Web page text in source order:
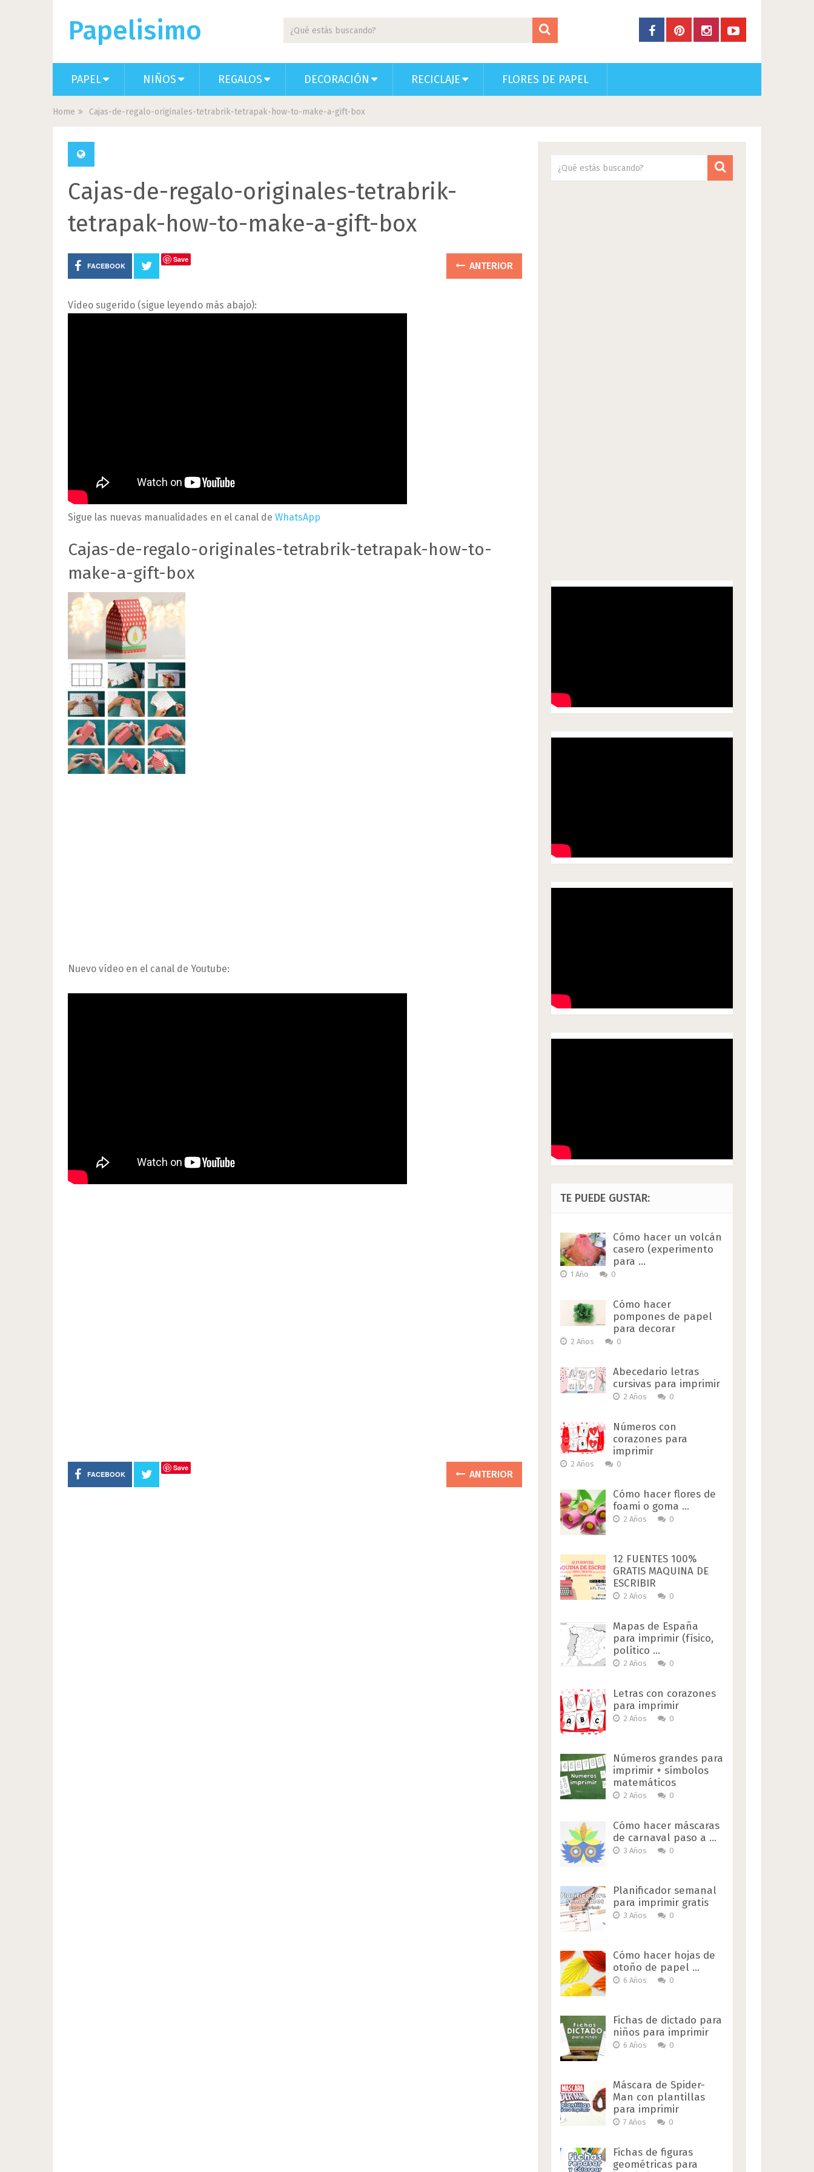
Papelisimo
PAPEL NIÑOS REGALOS DECORACIÓN RECICLAJE FLORES DE PAPEL
Home Cajas-de-regalo-originales-tetrabrik-tetrapak-how-to-make-a-gift-box
Cajas-de-regalo-originales-tetrabrik-
tetrapak-how-to-make-a-gift-box
FACEBOOK
Save
ANTERIOR
Vídeo sugerido (sigue leyendo más abajo):
Sigue las nuevas manualidades en el canal de WhatsApp
Cajas-de-regalo-originales-tetrabrik-tetrapak-how-to-
make-a-gift-box
Nuevo vídeo en el canal de Youtube:
FACEBOOK
Save
ANTERIOR
TE PUEDE GUSTAR:
Cómo hacer un volcán
casero (experimento
para …
1 Año 0
Cómo hacer
pompones de papel
para decorar
2 Años 0
Abecedario letras
cursivas para imprimir
2 Años 0
Números con
corazones para
imprimir
2 Años 0
Cómo hacer flores de
foami o goma …
2 Años 0
12 FUENTES 100%
GRATIS MAQUINA DE
ESCRIBIR
2 Años 0
Mapas de España
para imprimir (físico,
político …
2 Años 0
Letras con corazones
para imprimir
2 Años 0
Números grandes para
imprimir + símbolos
matemáticos
2 Años 0
Cómo hacer máscaras
de carnaval paso a …
3 Años 0
Planificador semanal
para imprimir gratis
3 Años 0
Cómo hacer hojas de
otoño de papel …
6 Años 0
Fichas de dictado para
niños para imprimir
6 Años 0
Máscara de Spider-
Man con plantillas
para imprimir
7 Años 0
Fichas de figuras
geométricas para